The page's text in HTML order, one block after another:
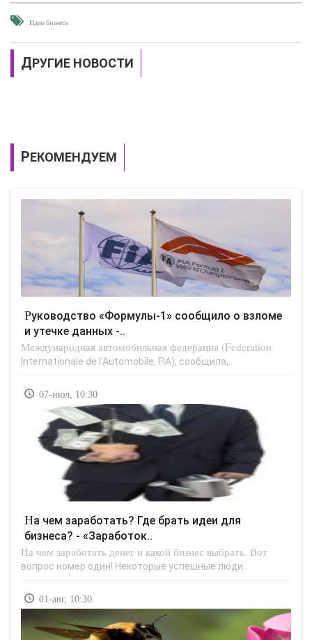
Идеи бизнеса
ДРУГИЕ НОВОСТИ
РЕКОМЕНДУЕМ
Руководство «Формулы-1» сообщило о взломе
и утечке данных -..
Международная автомобильная федерация (Federation
Internationale de l'Automobile, FIA), сообщила,..
07-июл, 10:30
На чем заработать? Где брать идеи для
бизнеса? - «Заработок..
На чем заработать денег и какой бизнес выбрать. Вот
вопрос номер один! Некоторые успешные люди..
01-авг, 10:30